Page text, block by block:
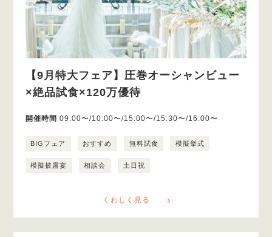
【9月特大フェア】圧巻オーシャンビュー
×絶品試食×120万優待
開催時間 09:00〜/10:00〜/15:00〜/15:30〜/16:00〜
BIGフェア おすすめ 無料試食 模擬挙式
模擬披露宴 相談会 土日祝
くわしく見る